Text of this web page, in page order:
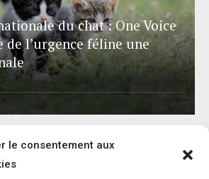
le consentement aux
du chat : One Voice
de l’urgence féline une